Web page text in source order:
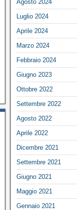
Agosto 2024
Luglio 2024
Aprile 2024
Marzo 2024
Febbraio 2024
Giugno 2023
Ottobre 2022
Settembre 2022
Agosto 2022
Aprile 2022
Dicembre 2021
Settembre 2021
Giugno 2021
Maggio 2021
Gennaio 2021